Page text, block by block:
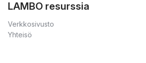
LAMBO resurssia
Verkkosivusto
Yhteisö